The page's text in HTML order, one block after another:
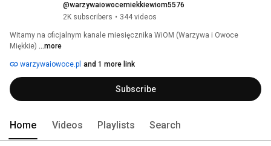
@warzywaiowocemiekkiewiom5576
2K subscribers • 344 videos
Witamy na oficjalnym kanale miesięcznika WiOM (Warzywa i Owoce
Miękkie) ...more
warzywaiowoce.pl and 1 more link
Subscribe
Home Videos Playlists Search